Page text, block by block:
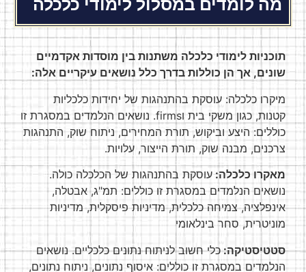
מה לומדים במסלול לימודי כלכלה
תוכניות לימודי כלכלה משתנות בין מוסדות אקדמיים
שונים, אך הן כוללות בדרך כלל נושאים עיקריים אלה:
מיקרו כלכלה: עוסקת בהתנהגות של יחידות כלכליות
קטנות, כגון משקי בית וfirms. נושאים הנלמדים במסגרת זו
כוללים: היצע וביקוש, תורת המחירים, ניתוח שוק, התנהגות
צרכנים, מבנה שוק, תורת הייצור, עלויות.
מאקרו כלכלה: עוסקת בהתנהגות של הכלכלה כולה.
נושאים הנלמדים במסגרת זו כוללים: תמ"ג, אבטלה,
אינפלציה, צמיחה כלכלית, מדיניות פיסקלית, מדיניות
מוניטרית, סחר בינלאומי
סטטיסטיקה:כלי חשוב לניתוח נתונים כלכליים. נושאים
הנלמדים במסגרת זו כוללים: איסוף נתונים, ניתוח נתונים,